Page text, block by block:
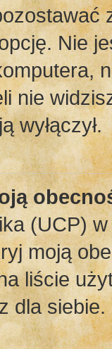
Nie
nie
wyłączył.
(UCP) w
moją
liście
dla